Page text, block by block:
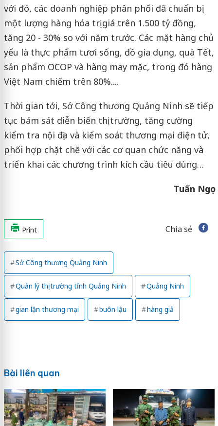
với đó, các doanh nghiệp phân phối đã chuẩn bị
một lượng hàng hóa trị giá trên 1.500 tỷ đồng,
tăng 20 - 30% so với năm trước. Các mặt hàng chủ
yếu là thực phẩm tươi sống, đồ gia dụng, quà Tết,
sản phẩm OCOP và hàng may mặc, trong đó hàng
Việt Nam chiếm trên 80%....
Thời gian tới, Sở Công thương Quảng Ninh sẽ tiếp
tục bám sát diễn biến thị trường, tăng cường
kiểm tra nội địa và kiểm soát thương mại điện tử,
phối hợp chặt chẽ với các cơ quan chức năng và
triển khai các chương trình kích cầu tiêu dùng…
Tuấn Ngọc
Print Chia sẻ
Sở Công thương Quảng Ninh
Quản lý thị trường tỉnh Quảng Ninh Quảng Ninh
gian lận thương mại buôn lậu hàng giả
Bài liên quan